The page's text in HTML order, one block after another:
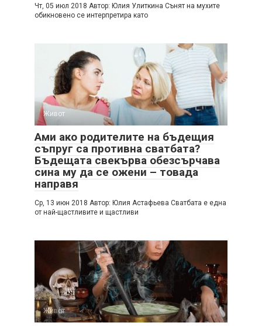
Чт, 05 июл 2018 Автор: Юлия Улиткина Сънят на мухите
обикновено се интерпретира като
Живот
Ами ако родителите на бъдещия
съпруг са противна сватбата?
Бъдещата свекърва обезсърчава
сина му да се ожени – товада
направя
Cр, 13 июн 2018 Автор: Юлия Астафьева Cватбата е една
от най-щастливите и щастливи
Живот